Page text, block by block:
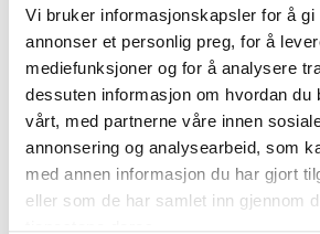
Vi bruker informasjonskapsler for å gi
annonser et personlig preg, for å
mediefunksjoner og for å analysere
dessuten informasjon om hvordan du
vårt, med partnerne våre innen
annonsering og analysearbeid, som
med annen informasjon du har gjort
eller som de har samlet inn gjennom
Minneside
Våre
våre nettsider
Dødsannonse
digitalt på
minnesiden
Ønskes
gjelder avisens
avhengig av
Du kan ringe